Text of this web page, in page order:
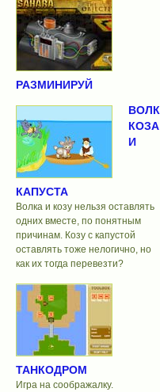
РАЗМИНИРУЙ
ВОЛК
КОЗА
И
КАПУСТА
Волка и козу нельзя оставлять
одних вместе, по понятным
причинам. Козу с капустой
оставлять тоже нелогично, но
как их тогда перевезти?
ТАНКОДРОМ
Игра на соображалку.